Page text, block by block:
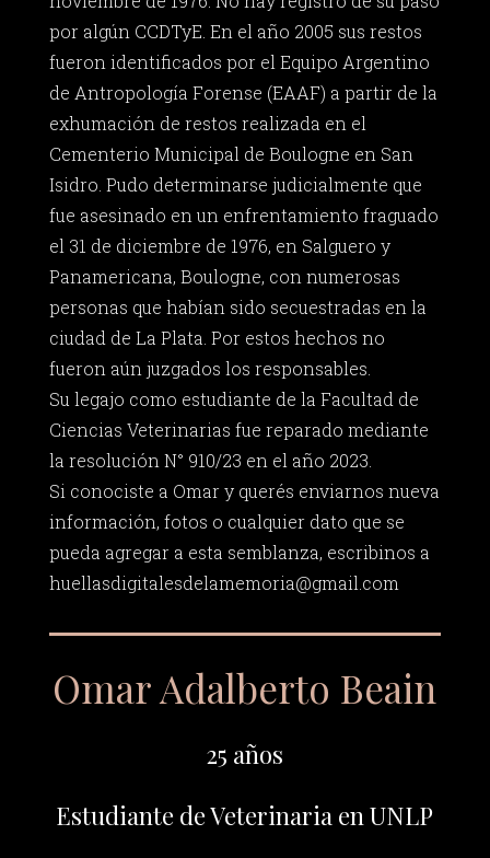
por algún CCDTyE. En el año 2005 sus restos
fueron identificados por el Equipo Argentino
de Antropología Forense (EAAF) a partir de la
exhumación de restos realizada en el
Cementerio Municipal de Boulogne en San
Isidro. Pudo determinarse judicialmente que
fue asesinado en un enfrentamiento fraguado
el 31 de diciembre de 1976, en Salguero y
Panamericana, Boulogne, con numerosas
personas que habían sido secuestradas en la
ciudad de La Plata. Por estos hechos no
fueron aún juzgados los responsables.
Su legajo como estudiante de la Facultad de
Ciencias Veterinarias fue reparado mediante
la resolución N° 910/23 en el año 2023.
Si conociste a Omar y querés enviarnos nueva
información, fotos o cualquier dato que se
pueda agregar a esta semblanza, escribinos a
huellasdigitalesdelamemoria@gmail.com
Omar Adalberto Beain
25 años
Estudiante de Veterinaria en UNLP